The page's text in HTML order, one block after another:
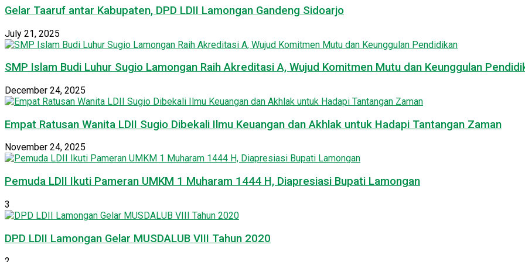
Gelar Taaruf antar Kabupaten, DPD LDII Lamongan Gandeng Sidoarjo
July 21, 2025
SMP Islam Budi Luhur Sugio Lamongan Raih Akreditasi A, Wujud Komitmen Mutu dan Keunggulan
December 24, 2025
Empat Ratusan Wanita LDII Sugio Dibekali Ilmu Keuangan dan Akhlak untuk Hadapi Tantangan Zaman
November 24, 2025
Pemuda LDII Ikuti Pameran UMKM 1 Muharam 1444 H, Diapresiasi Bupati Lamongan
3
DPD LDII Lamongan Gelar MUSDALUB VIII Tahun 2020